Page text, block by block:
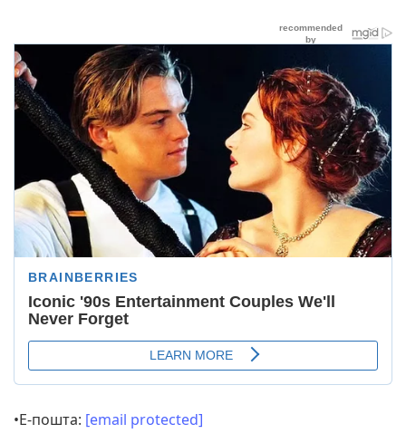
•Е-пошта: [email protected]